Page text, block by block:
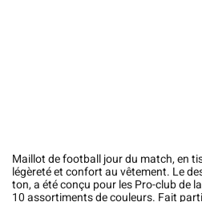
Maillot de football jour du match, en
légèreté et confort au vêtement. Le
ton, a été conçu pour les Pro-club de
10 assortiments de couleurs. Fait